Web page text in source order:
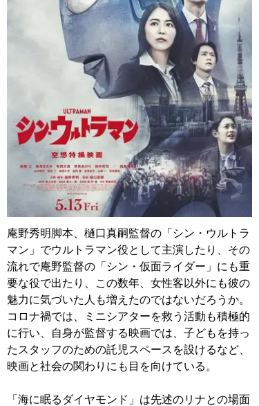
庵野秀明脚本、樋口真嗣監督の「シン・ウルトラ
マン」でウルトラマン役として主演したり、その
流れで庵野監督の「シン・仮面ライダー」にも重
要な役で出たり、この数年、女性客以外にも彼の
魅力に気づいた人も増えたのではないだろうか。
コロナ禍では、ミニシアターを救う活動も積極的
に行い、自身が監督する映画では、子どもを持っ
たスタッフのための託児スペースを設けるなど、
映画と社会の関わりにも目を向けている。
「海に眠るダイヤモンド」は先述のリナとの場面